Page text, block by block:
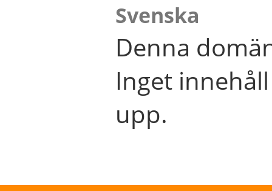
Svenska
Denna
Inget
upp.